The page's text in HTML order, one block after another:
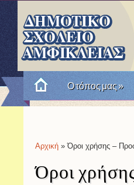
Ο τόπος μας»
Είστε εδώ
Αρχική » Όροι χρήσης –
Όροι